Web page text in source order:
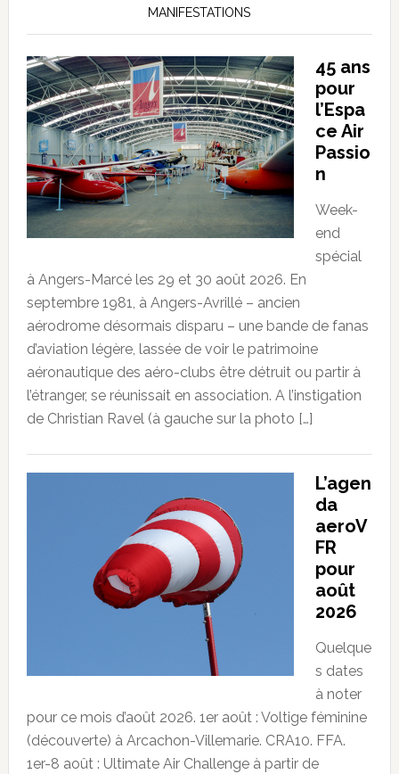
MANIFESTATIONS
45 ans
pour
l’Espa
ce Air
Passio
n
Week-
end
spécial
à Angers-Marcé les 29 et 30 août 2026. En
septembre 1981, à Angers-Avrillé – ancien
aérodrome désormais disparu – une bande de fanas
d’aviation légère, lassée de voir le patrimoine
aéronautique des aéro-clubs être détruit ou partir à
l’étranger, se réunissait en association. A l’instigation
de Christian Ravel (à gauche sur la photo […]
L’agen
da
aeroV
FR
pour
août
2026
Quelque
s dates
à noter
pour ce mois d’août 2026. 1er août : Voltige féminine
(découverte) à Arcachon-Villemarie. CRA10. FFA.
1er-8 août : Ultimate Air Challenge à partir de